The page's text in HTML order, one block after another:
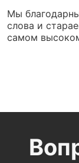
Мы
слова и
самом